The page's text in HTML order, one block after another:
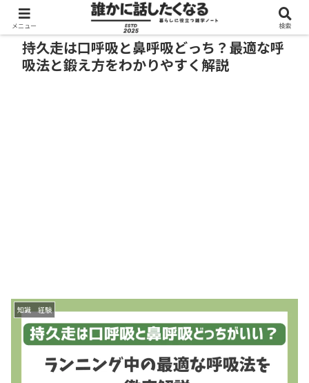
持久走は口呼吸と鼻呼吸どっち？最適な呼
吸法と鍛え方をわかりやすく解説
知識 経験
メニュー 検索